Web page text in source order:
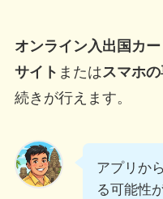
オンライン入出国カ
サイト またはスマホ
続きが行えます。
アプリか
る可能性